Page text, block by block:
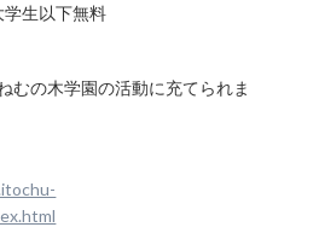
生以下無料
木学園の活動に充てられま